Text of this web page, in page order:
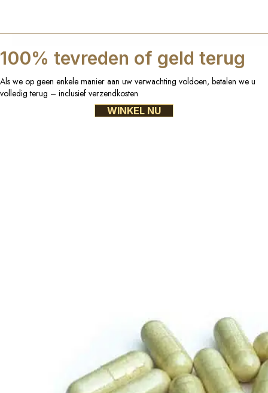
100% tevreden of geld terug
Als we op geen enkele manier aan uw verwachting voldoen, betalen we u
volledig terug – inclusief verzendkosten
WINKEL NU